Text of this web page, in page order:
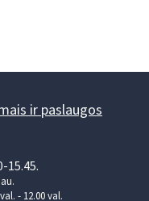
ir paslaugos
15.45.
- 12.00 val.